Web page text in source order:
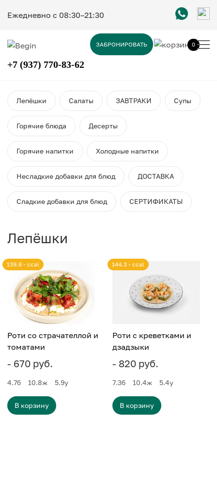
Ежедневно c 08:30–21:30
ЗАБРОНИРОВАТЬ 0
+7 (937) 770-83-62
Лепёшки Салаты ЗАВТРАКИ Супы
Горячие блюда Десерты
Горячие напитки Холодные напитки
Несладкие добавки для блюд ДОСТАВКА
Сладкие добавки для блюд СЕРТИФИКАТЫ
Лепёшки
Роти со страчателлой и
томатами
- 670 руб.
139.8 - ccal
4.7б 10.8ж 5.9у
В корзину
Роти с креветками и
дзадзыки
- 820 руб.
144.3 - ccal
7.3б 10.4ж 5.4у
В корзину